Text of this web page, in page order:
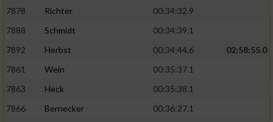
7878
Richter
00:34:32.9
7888
Schmidt
00:34:39.1
7892
Herbst 00:34:44.6
02:58:55.0
7861
Wein
00:35:37.1
7863
Heck
00:35:38.1
7866
Bernecker
00:36:27.1